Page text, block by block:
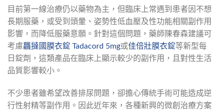
目前第一線治療仍以藥物為主，但臨床上常遇到患者因不想
長期服藥，或受到頭暈、姿勢性低血壓及性功能相關副作用
影響，而降低服藥意願。針對這個問題，藥師陳春森建議可
考慮龘撻國膜衣錠 Tadacord 5mg或佳倍壯膜衣錠等新型每
日錠劑，這類產品在臨床上顯示較少的副作用，且對性生活
品質影響較小。
不少患者雖希望改善排尿問題，卻擔心傳統手術可能造成逆
行性射精等副作用。因此近年來，各種新興的微創治療方案